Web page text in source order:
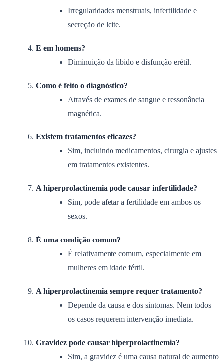
Irregularidades menstruais, infertilidade e
secreção de leite.
E em homens?
Diminuição da libido e disfunção erétil.
Como é feito o diagnóstico?
Através de exames de sangue e ressonância
magnética.
Existem tratamentos eficazes?
Sim, incluindo medicamentos, cirurgia e ajustes
em tratamentos existentes.
A hiperprolactinemia pode causar infertilidade?
Sim, pode afetar a fertilidade em ambos os
sexos.
É uma condição comum?
É relativamente comum, especialmente em
mulheres em idade fértil.
A hiperprolactinemia sempre requer tratamento?
Depende da causa e dos sintomas. Nem todos
os casos requerem intervenção imediata.
Gravidez pode causar hiperprolactinemia?
Sim, a gravidez é uma causa natural de aumento